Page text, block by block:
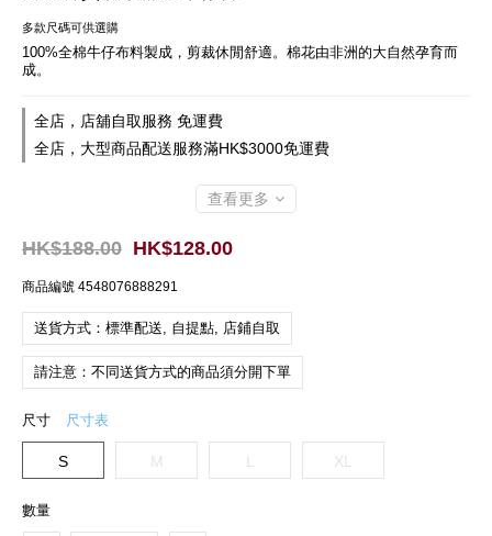
多款尺碼可供選購
100%全棉牛仔布料製成，剪裁休閒舒適。棉花由非洲的大自然孕育而
成。
全店，店舖自取服務 免運費
全店，大型商品配送服務滿HK$3000免運費
查看更多
HK$128.00
HK$188.00
商品編號 4548076888291
送貨方式：標準配送, 自提點, 店鋪自取
請注意：不同送貨方式的商品須分開下單
尺寸 尺寸表
S M XL
數量